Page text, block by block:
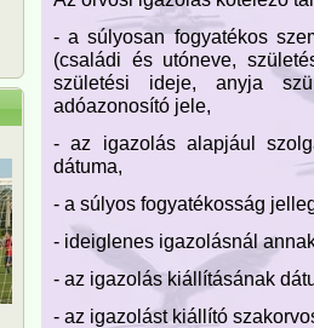
- a súlyosan fogyatékos
(családi és utóneve,
születési ideje, anyja
adóazonosító jele,
- az igazolás alapjául
dátuma,
- a súlyos fogyatékosság
- ideiglenes igazolásnál
- az igazolás kiállításának
- az igazolást kiállító